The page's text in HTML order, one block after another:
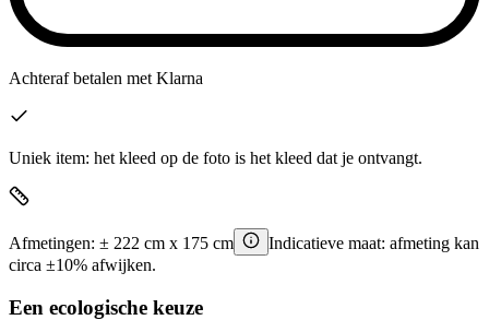
Achteraf betalen met Klarna
Uniek item: het kleed op de foto is het kleed dat je ontvangt.
Afmetingen: ± 222 cm x 175 cm
Indicatieve maat: afmeting kan
circa ±10% afwijken.
Een ecologische keuze